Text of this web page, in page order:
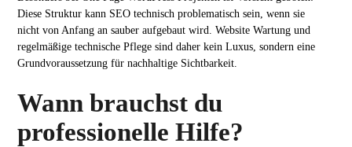
Diese Struktur kann SEO technisch problematisch sein, wenn sie
nicht von Anfang an sauber aufgebaut wird. Website Wartung und
regelmäßige technische Pflege sind daher kein Luxus, sondern eine
Grundvoraussetzung für nachhaltige Sichtbarkeit.
Wann brauchst du
professionelle Hilfe?